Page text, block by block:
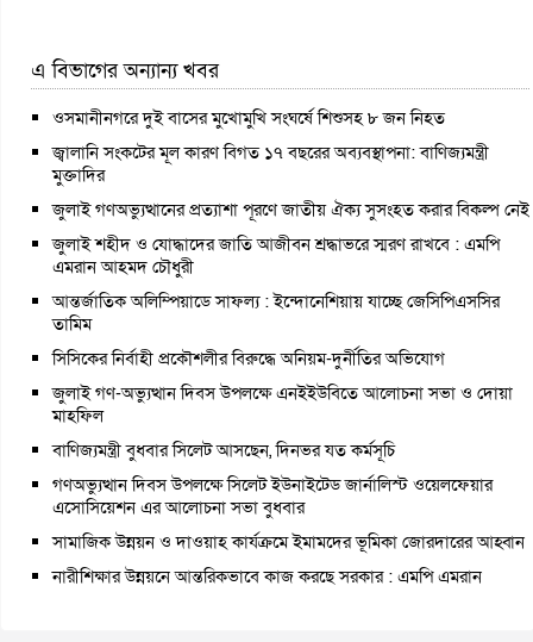
এ বিভাগের অন্যান্য খবর
ওসমানীনগরে দুই বাসের মুখোমুখি সংঘর্ষে শিশুসহ ৮ জন নিহত
জ্বালানি সংকটের মূল কারণ বিগত ১৭ বছরের অব্যবস্থাপনা: বাণিজ্যমন্ত্রী
মুক্তাদির
জুলাই গণঅভ্যুত্থানের প্রত্যাশা পূরণে জাতীয় ঐক্য সুসংহত করার বিকল্প নেই
জুলাই শহীদ ও যোদ্ধাদের জাতি আজীবন শ্রদ্ধাভরে স্মরণ রাখবে : এমপি
এমরান আহমদ চৌধুরী
আন্তর্জাতিক অলিম্পিয়াডে সাফল্য : ইন্দোনেশিয়ায় যাচ্ছে জেসিপিএসসির
তামিম
সিসিকের নির্বাহী প্রকৌশলীর বিরুদ্ধে অনিয়ম-দুর্নীতির অভিযোগ
জুলাই গণ-অভ্যুত্থান দিবস উপলক্ষে এনইইউবিতে আলোচনা সভা ও দোয়া
মাহফিল
বাণিজ্যমন্ত্রী বুধবার সিলেট আসছেন, দিনভর যত কর্মসূচি
গণঅভ্যুত্থান দিবস উপলক্ষে সিলেট ইউনাইটেড জার্নালিস্ট ওয়েলফেয়ার
এসোসিয়েশন এর আলোচনা সভা বুধবার
সামাজিক উন্নয়ন ও দাওয়াহ কার্যক্রমে ইমামদের ভূমিকা জোরদারের আহ্বান
নারীশিক্ষার উন্নয়নে আন্তরিকভাবে কাজ করছে সরকার : এমপি এমরান